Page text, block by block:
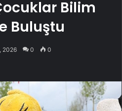
Bilim
Buluştu
2026 0 0